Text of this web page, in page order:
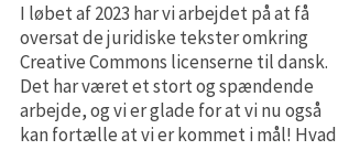
I løbet af 2023 har vi arbejdet på at få
oversat de juridiske tekster omkring
Creative Commons licenserne til dansk.
Det har været et stort og spændende
arbejde, og vi er glade for at vi nu også
kan fortælle at vi er kommet i mål! Hvad